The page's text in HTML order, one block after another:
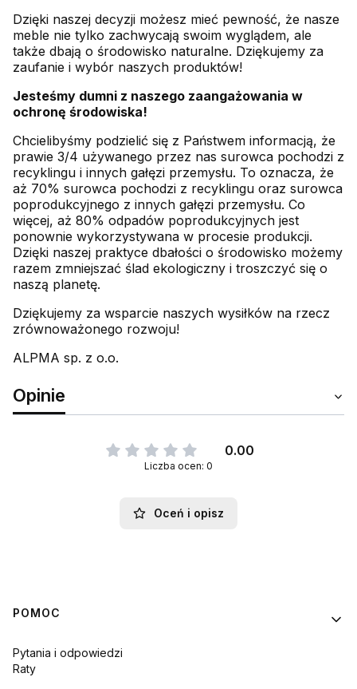
Dzięki naszej decyzji możesz mieć pewność, że nasze
meble nie tylko zachwycają swoim wyglądem, ale
także dbają o środowisko naturalne. Dziękujemy za
zaufanie i wybór naszych produktów!
Jesteśmy dumni z naszego zaangażowania w
ochronę środowiska!
Chcielibyśmy podzielić się z Państwem informacją, że
prawie 3/4 używanego przez nas surowca pochodzi z
recyklingu i innych gałęzi przemysłu. To oznacza, że
aż 70% surowca pochodzi z recyklingu oraz surowca
poprodukcyjnego z innych gałęzi przemysłu. Co
więcej, aż 80% odpadów poprodukcyjnych jest
ponownie wykorzystywana w procesie produkcji.
Dzięki naszej praktyce dbałości o środowisko możemy
razem zmniejszać ślad ekologiczny i troszczyć się o
naszą planetę.
Dziękujemy za wsparcie naszych wysiłków na rzecz
zrównoważonego rozwoju!
ALPMA sp. z o.o.
Opinie
0.00
Liczba ocen: 0
Oceń i opisz
Linki w stopce
POMOC
Pytania i odpowiedzi
Raty